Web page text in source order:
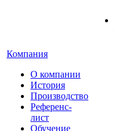
Компания
О компании
История
Производство
Референс-
лист
Обучение